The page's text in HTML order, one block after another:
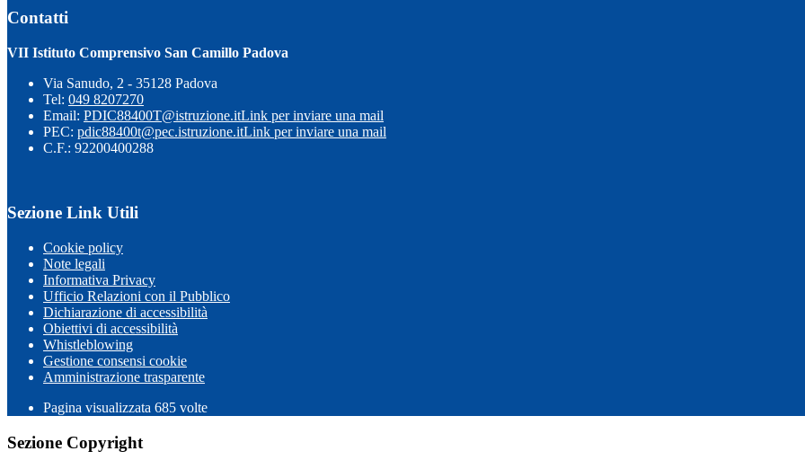
Contatti
VII Istituto Comprensivo San Camillo Padova
Via Sanudo, 2 - 35128 Padova
Tel: 049 8207270
Email: PDIC88400T@istruzione.itLink per inviare una mail
PEC: pdic88400t@pec.istruzione.itLink per inviare una mail
C.F.: 92200400288
Sezione Link Utili
Cookie policy
Note legali
Informativa Privacy
Ufficio Relazioni con il Pubblico
Dichiarazione di accessibilità
Obiettivi di accessibilità
Whistleblowing
Gestione consensi cookie
Amministrazione trasparente
Pagina visualizzata 685 volte
Sezione Copyright